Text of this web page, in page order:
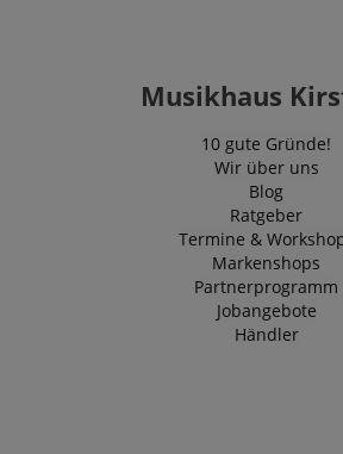
Musikhaus
10 gute Gründe!
Wir über uns
Blog
Ratgeber
Termine &
Markenshops
Partnerprogramm
Jobangebote
Händler